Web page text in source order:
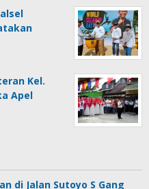
Kel.
Apel
di Jalan Sutoyo S Gang